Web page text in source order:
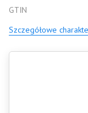
GTIN
Szczegółowe